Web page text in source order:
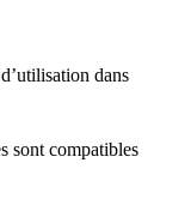
dans
sont compatibles